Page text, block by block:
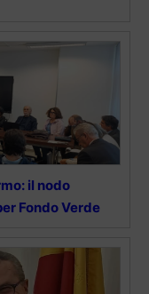
il nodo
Fondo Verde